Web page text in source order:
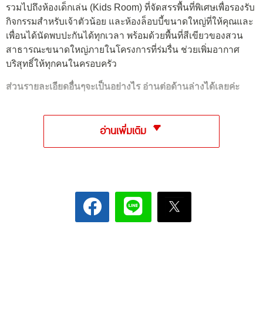
รวมไปถึงห้องเด็กเล่น (Kids Room) ที่จัดสรรพื้นที่พิเศษเพื่อรองรับ
กิจกรรมสำหรับเจ้าตัวน้อย และห้องล็อบบี้ขนาดใหญ่ที่ให้คุณและ
เพื่อนได้นัดพบปะกันได้ทุกเวลา พร้อมด้วยพื้นที่สีเขียวของสวน
สาธารณะขนาดใหญ่ภายในโครงการที่ร่มรื่น ช่วยเพิ่มอากาศ
บริสุทธิ์ให้ทุกคนในครอบครัว
ส่วนรายละเอียดอื่นๆจะเป็นอย่างไร อ่านต่อด้านล่างได้เลยค่ะ
อ่านเพิ่มเติม